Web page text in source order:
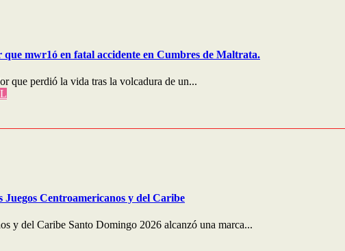
mwr1ó en fatal accidente en Cumbres de Maltrata.
que perdió la vida tras la volcadura de un...
Juegos Centroamericanos y del Caribe
y del Caribe Santo Domingo 2026 alcanzó una marca...